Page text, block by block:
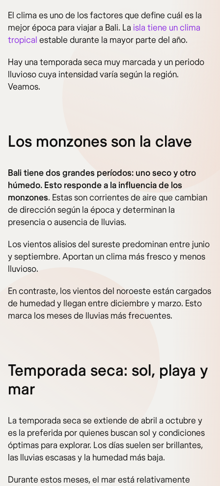
El clima es uno de los factores que define cuál es la
mejor época para viajar a Bali. La isla tiene un clima
tropical estable durante la mayor parte del año.
Hay una temporada seca muy marcada y un periodo
lluvioso cuya intensidad varía según la región.
Veamos.
Los monzones son la clave
Bali tiene dos grandes períodos: uno seco y otro
húmedo. Esto responde a la influencia de los
monzones. Estas son corrientes de aire que cambian
de dirección según la época y determinan la
presencia o ausencia de lluvias.
Los vientos alisios del sureste predominan entre junio
y septiembre. Aportan un clima más fresco y menos
lluvioso.
En contraste, los vientos del noroeste están cargados
de humedad y llegan entre diciembre y marzo. Esto
marca los meses de lluvias más frecuentes.
Temporada seca: sol, playa y
mar
La temporada seca se extiende de abril a octubre y
es la preferida por quienes buscan sol y condiciones
óptimas para explorar. Los días suelen ser brillantes,
las lluvias escasas y la humedad más baja.
Durante estos meses, el mar está relativamente